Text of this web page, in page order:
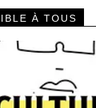
À TOUS